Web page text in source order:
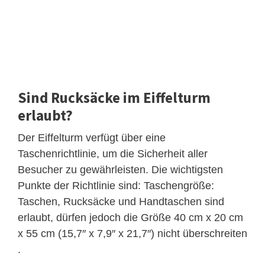
Sind Rucksäcke im Eiffelturm
erlaubt?
Der Eiffelturm verfügt über eine
Taschenrichtlinie, um die Sicherheit aller
Besucher zu gewährleisten. Die wichtigsten
Punkte der Richtlinie sind: Taschengröße:
Taschen, Rucksäcke und Handtaschen sind
erlaubt, dürfen jedoch die Größe 40 cm x 20 cm
x 55 cm (15,7″ x 7,9″ x 21,7″) nicht überschreiten
.